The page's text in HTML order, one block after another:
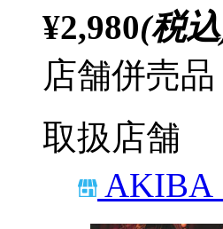
¥2,980(税
店舗併売品
取扱店舗
AKIBA